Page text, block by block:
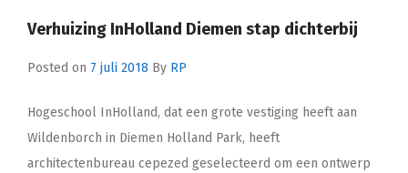
Verhuizing InHolland Diemen stap dichterbij
Posted on 7 juli 2018 By RP
Hogeschool InHolland, dat een grote vestiging heeft aan
Wildenborch in Diemen Holland Park, heeft
architectenbureau cepezed geselecteerd om een ontwerp